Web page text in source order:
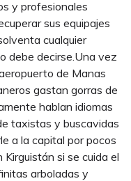
y profesionales
sus equipajes
cualquier
debe decirse.Una vez
de Manas
gastan gorras de
hablan idiomas
taxistas y buscavidas
a la capital por pocos
si se cuida el
arboladas y